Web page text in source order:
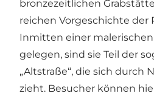
bronzezeitlichen
reichen Vorgeschichte der
Inmitten einer
gelegen, sind sie Teil der
„Altstraße“, die sich durch
zieht. Besucher können